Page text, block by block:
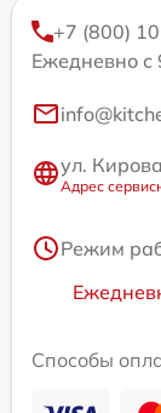
+7 (800)
Ежедневно с
ул.
Адрес
Режим
Способы